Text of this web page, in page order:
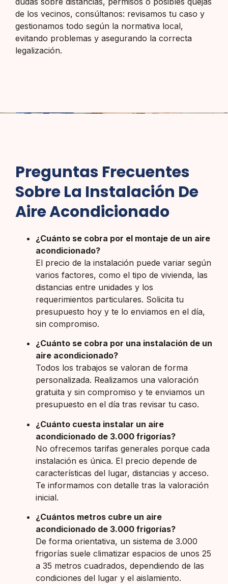
de los vecinos, consúltanos: revisamos tu caso y
gestionamos todo según la normativa local,
evitando problemas y asegurando la correcta
legalización.
Preguntas Frecuentes
Sobre La Instalación De
Aire Acondicionado
¿Cuánto se cobra por el montaje de un aire
acondicionado?
El precio de la instalación puede variar según
varios factores, como el tipo de vivienda, las
distancias entre unidades y los
requerimientos particulares. Solicita tu
presupuesto hoy y te lo enviamos en el día,
sin compromiso.
¿Cuánto se cobra por una instalación de un
aire acondicionado?
Todos los trabajos se valoran de forma
personalizada. Realizamos una valoración
gratuita y sin compromiso y te enviamos un
presupuesto en el día tras revisar tu caso.
¿Cuánto cuesta instalar un aire
acondicionado de 3.000 frigorías?
No ofrecemos tarifas generales porque cada
instalación es única. El precio depende de
características del lugar, distancias y acceso.
Te informamos con detalle tras la valoración
inicial.
¿Cuántos metros cubre un aire
acondicionado de 3.000 frigorías?
De forma orientativa, un sistema de 3.000
frigorías suele climatizar espacios de unos 25
a 35 metros cuadrados, dependiendo de las
condiciones del lugar y el aislamiento.